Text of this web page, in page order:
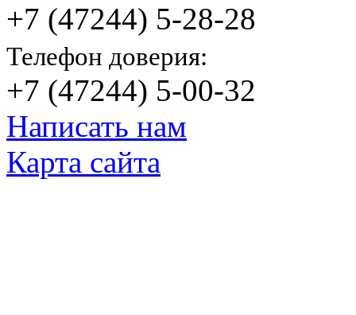
+7 (47244) 5-28-28
Телефон доверия:
+7 (47244) 5-00-32
Написать нам
Карта сайта